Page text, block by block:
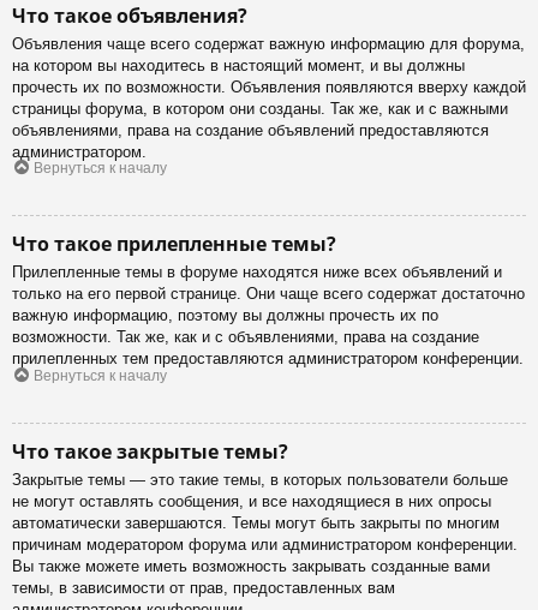
Что такое объявления?
Объявления чаще всего содержат важную информацию для форума,
на котором вы находитесь в настоящий момент, и вы должны
прочесть их по возможности. Объявления появляются вверху каждой
страницы форума, в котором они созданы. Так же, как и с важными
объявлениями, права на создание объявлений предоставляются
администратором.
Вернуться к началу
Что такое прилепленные темы?
Прилепленные темы в форуме находятся ниже всех объявлений и
только на его первой странице. Они чаще всего содержат достаточно
важную информацию, поэтому вы должны прочесть их по
возможности. Так же, как и с объявлениями, права на создание
прилепленных тем предоставляются администратором конференции.
Вернуться к началу
Что такое закрытые темы?
Закрытые темы — это такие темы, в которых пользователи больше
не могут оставлять сообщения, и все находящиеся в них опросы
автоматически завершаются. Темы могут быть закрыты по многим
причинам модератором форума или администратором конференции.
Вы также можете иметь возможность закрывать созданные вами
темы, в зависимости от прав, предоставленных вам